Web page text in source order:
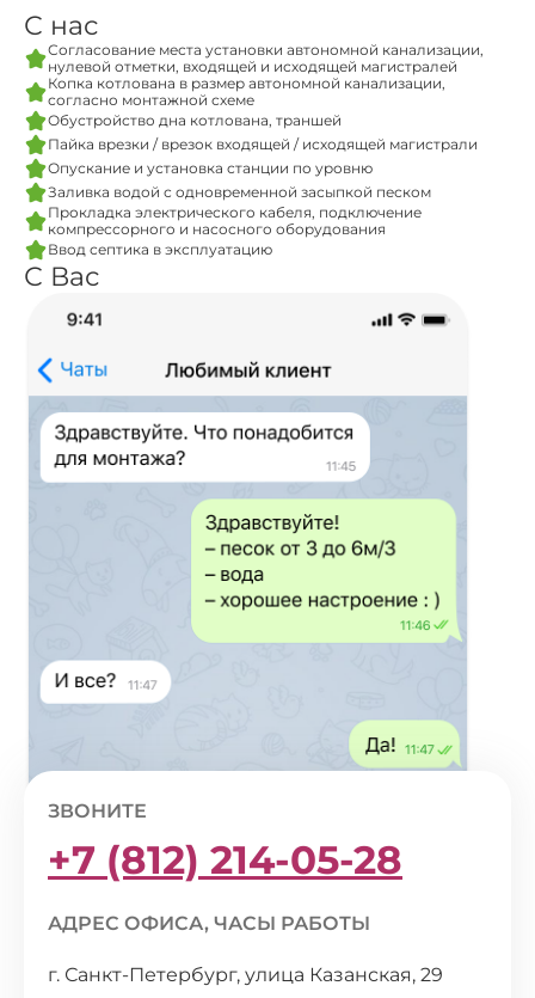
С нас
Согласование места установки автономной канализации,
нулевой отметки, входящей и исходящей магистралей
Копка котлована в размер автономной канализации,
согласно монтажной схеме
Обустройство дна котлована, траншей
Пайка врезки / врезок входящей / исходящей магистрали
Опускание и установка станции по уровню
Заливка водой с одновременной засыпкой песком
Прокладка электрического кабеля, подключение
компрессорного и насосного оборудования
Ввод септика в эксплуатацию
С Вас
ЗВОНИТЕ
+7 (812) 214-05-28
АДРЕС ОФИСА, ЧАСЫ РАБОТЫ
г. Санкт-Петербург, улица Казанская, 29